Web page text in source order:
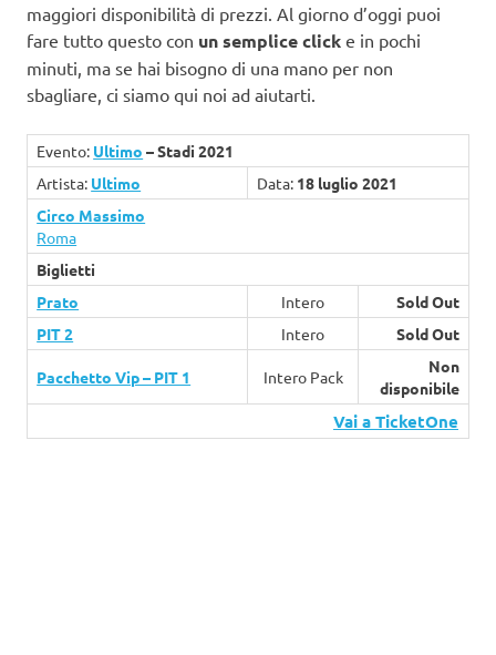
maggiori disponibilità di prezzi. Al giorno d’oggi puoi
fare tutto questo con un semplice click e in pochi
minuti, ma se hai bisogno di una mano per non
sbagliare, ci siamo qui noi ad aiutarti.
Evento: Ultimo – Stadi 2021
Artista: Ultimo Data: 18 luglio 2021
Circo Massimo
Roma
Biglietti
Prato
Intero
Sold Out
PIT 2
Intero Sold Out
Pacchetto Vip – PIT 1 Intero Pack
Non
disponibile
Vai a TicketOne